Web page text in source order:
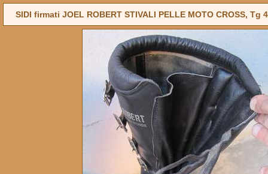
SIDI firmati JOEL ROBERT STIVALI PELLE MOTO CROSS, Tg